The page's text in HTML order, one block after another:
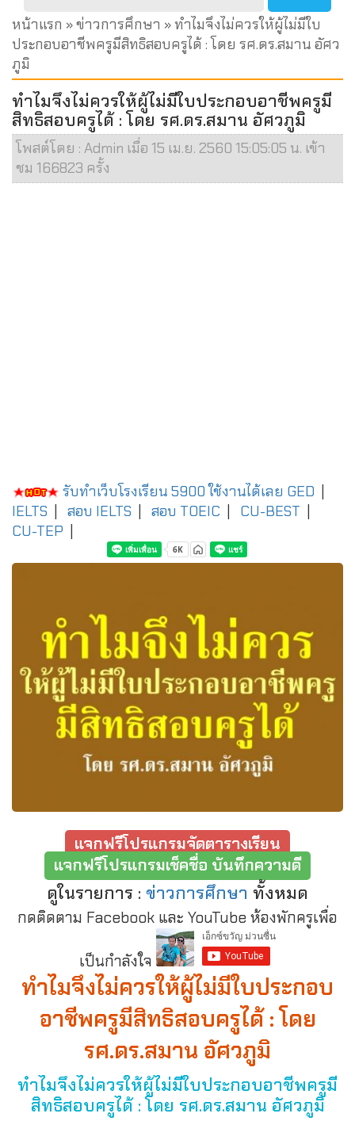
หน้าแรก »ข่าวการศึกษา » ทำไมจึงไม่ควรให้ผู้ไม่มีใบ
ประกอบอาชีพครูมีสิทธิสอบครูได้ : โดย รศ.ดร.สมาน อัศว
ภูมิ
ทำไมจึงไม่ควรให้ผู้ไม่มีใบประกอบอาชีพครูมี
สิทธิสอบครูได้ : โดย รศ.ดร.สมาน อัศวภูมิ
โพสต์โดย : Admin เมื่อ 15 เม.ย. 2560 15:05:05 น. เข้า
ชม 166823 ครั้ง
รับทำเว็บโรงเรียน 5900 ใช้งานได้เลย GED
IELTS
สอบ IELTS สอบ TOEIC CU-BEST
CU-TEP
แจกฟรีโปรแกรมจัดตารางเรียน
แจกฟรีโปรแกรมเช็คชื่อ บันทึกความดี
ดูในรายการ : ข่าวการศึกษา ทั้งหมด
กดติดตาม Facebook และ YouTube ห้องพักครูเพื่อ
เป็นกำลังใจ
ทำไมจึงไม่ควรให้ผู้ไม่มีใบประกอบ
อาชีพครูมีสิทธิสอบครูได้ : โดย
รศ.ดร.สมาน อัศวภูมิ
ทำไมจึงไม่ควรให้ผู้ไม่มีใบประกอบอาชีพครูมี
สิทธิสอบครูได้ : โดย รศ.ดร.สมาน อัศวภูมิ